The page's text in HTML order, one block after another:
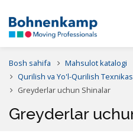
Bosh sahifa
Mahsulot katalogi
Qurilish va Yo'l-Qurilish
Greyderlar uchun Shinalar
Greyderlar